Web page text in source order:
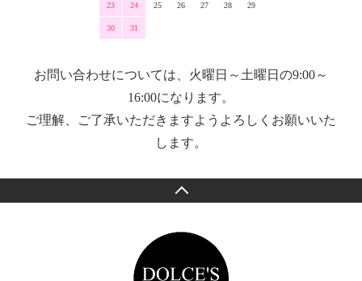
23 24 25 26 27 28 29
30 31
お問い合わせについては、火曜日～土曜日の9:00～
16:00になります。
ご理解、ご了承いただきますようよろしくお願いいた
します。